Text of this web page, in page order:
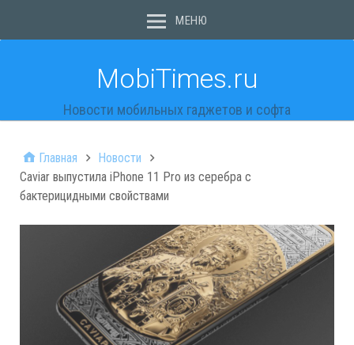
МЕНЮ
MobiTimes.ru
Новости мобильных гаджетов и софта
Главная
Новости
Caviar выпустила iPhone 11 Pro из серебра с
бактерицидными свойствами